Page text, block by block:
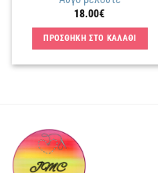
18.00€
ΠΡΟΣΘΗΚΗ ΣΤΟ ΚΑΛΑΘΙ